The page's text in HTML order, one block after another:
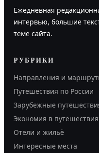
Ежедневная
интервью, большие
теме сайта.
РУБРИКИ
Направления и
Путешествия по России
Зарубежные
Экономия в
Отели и жильё
Интересные места